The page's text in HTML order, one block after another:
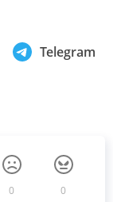
Telegram
0 0